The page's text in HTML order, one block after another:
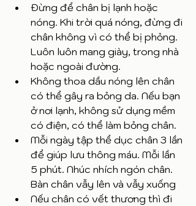
Đừng để chân bị lạnh hoặc
nóng. Khi trời quá nóng, đừng đi
chân không vì có thể bị phỏng.
Luôn luôn mang giày, trong nhà
hoặc ngoài đường.
Không thoa dầu nóng lên chân
có thể gây ra bỏng da. Nếu bạn
ở nơi lạnh, không sử dụng mềm
có điện, có thể làm bỏng chân.
Mỗi ngày tập thể dục chân 3 lần
để giúp lưu thông máu. Mỗi lần
5 phút. Nhúc nhích ngón chân.
Bàn chân vẫy lên và vẫy xuống
Nếu chân có vết thương thì đi